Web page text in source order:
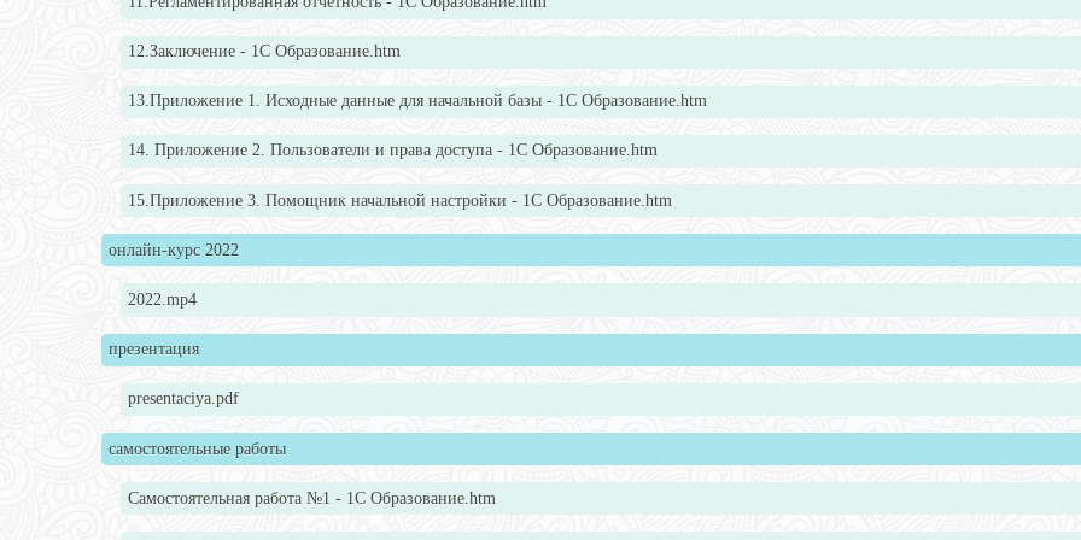
12.Заключение - 1С Образование.htm
13.Приложение 1. Исходные данные для начальной базы - 1С Образование.htm
14. Приложение 2. Пользователи и права доступа - 1С Образование.htm
15.Приложение 3. Помощник начальной настройки - 1С Образование.htm
онлайн-курс 2022
2022.mp4
презентация
presentaciya.pdf
самостоятельные работы
Самостоятельная работа №1 - 1С Образование.htm